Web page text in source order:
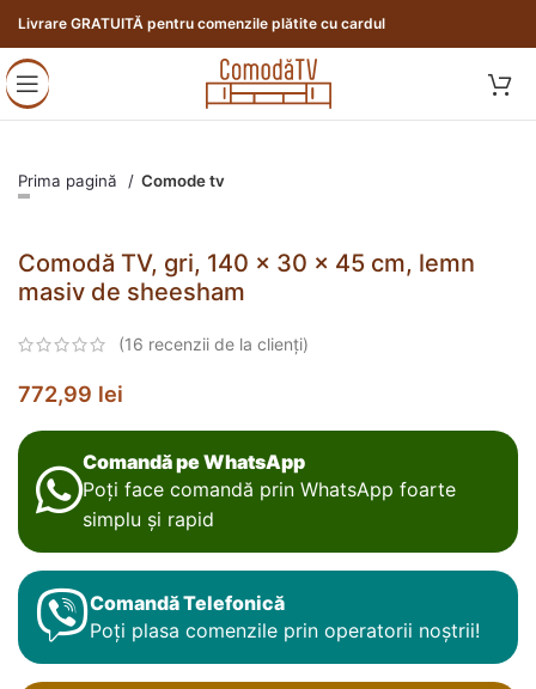
Livrare GRATUITĂ pentru comenzile plătite cu cardul
Prima pagină Comode tv
Comodă TV, gri, 140 x 30 x 45 cm, lemn
masiv de sheesham
(16 recenzii de la clienți)
772,99 lei
Comandă pe WhatsApp
Poți face comandă prin WhatsApp foarte
simplu și rapid
Comandă Telefonică
Poți plasa comenzile prin operatorii noștrii!